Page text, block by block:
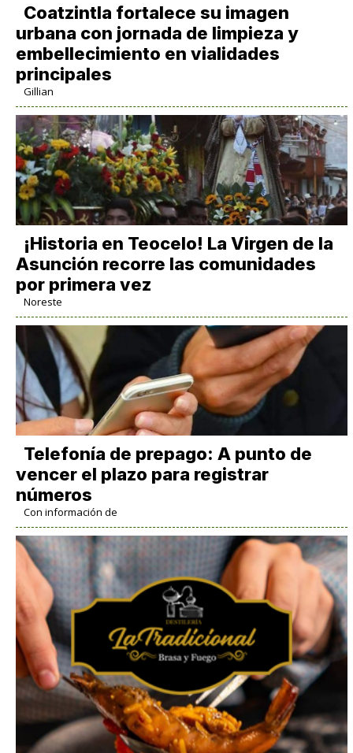
Coatzintla fortalece su imagen
urbana con jornada de limpieza y
embellecimiento en vialidades
principales
Gillian
​¡Historia en Teocelo! La Virgen de la
Asunción recorre las comunidades
por primera vez
Noreste
Telefonía de prepago: A punto de
vencer el plazo para registrar
números
Con información de